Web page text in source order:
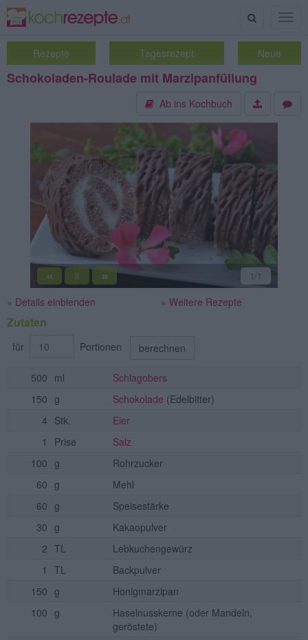
Suche
Rezepte Tagesrezept Neue
Schokoladen-Roulade mit Marzipanfüllung
Ab ins Kochbuch
« || » 1 /1
» Details einblenden » Weitere Rezepte
Zutaten
für Portionen berechnen
500 ml
Schlagobers
150 g Schokolade (Edelbitter)
4 Stk.
Eier
1
Prise
Salz
100 g
Rohrzucker
60 g
Mehl
60 g
Speisestärke
30 g
Kakaopulver
2 TL
Lebkuchengewürz
1
TL
Backpulver
150 g
Honigmarzipan
100 g Haselnusskerne (oder Mandeln,
geröstete)